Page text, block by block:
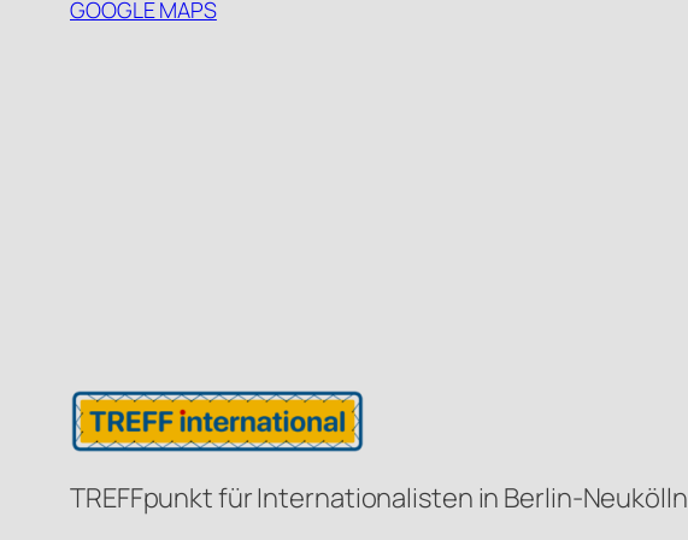
GOOGLE MAPS
TREFFpunkt für Internationalisten in Berlin-Neukölln